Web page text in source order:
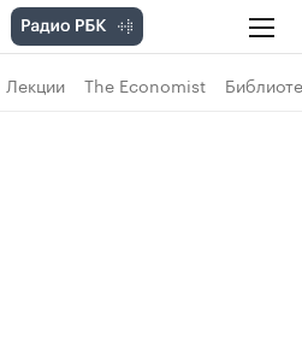
Лекции The Economist